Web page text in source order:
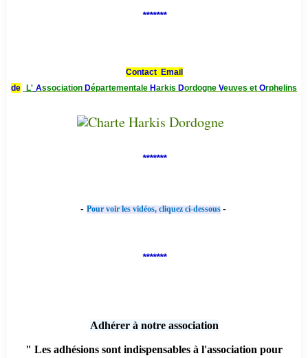
*******
Contact Email
de L' Association Départementale Harkis Dordogne Veuves et Orphelins
*******
- Pour voir les vidéos, cliquez ci-dessous -
*******
Adhérer à notre association
" Les adhésions sont indispensables à l'association pour